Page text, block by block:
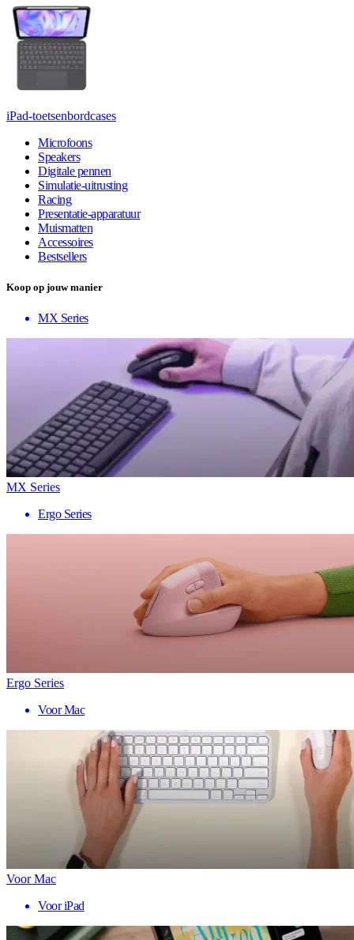
iPad-toetsenbordcases
Microfoons
Speakers
Digitale pennen
Simulatie-uitrusting
Racing
Presentatie-apparatuur
Muismatten
Accessoires
Bestsellers
Koop op jouw manier
MX Series
MX Series
Ergo Series
Ergo Series
Voor Mac
Voor Mac
Voor iPad